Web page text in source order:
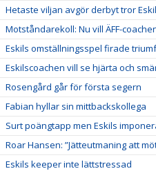
Hetaste viljan avgör derbyt tror
Motståndarekoll: Nu vill ÄFF-
Eskils omställningsspel firade
Eskilscoachen vill se hjärta och
Rosengård går för första segern
Fabian hyllar sin mittbackskollega
Surt poängtapp men Eskils
Roar Hansen: ”Jätteutmaning att
Eskils keeper inte lättstressad